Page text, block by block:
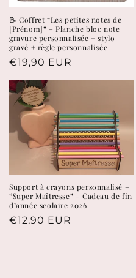
📝 Coffret “Les petites notes de
[Prénom]” – Planche bloc note
gravure personnalisée + stylo
gravé + règle personnalisée
Prix
€19,90 EUR
Support à crayons personnalisé –
“Super Maîtresse” – Cadeau de fin
d’année scolaire 2026
Prix
€12,90 EUR